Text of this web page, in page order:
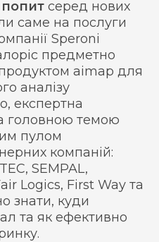
серед нових
саме на послуги
Speroni
предметно
aimap для
аналізу
експертна
головною темою
пулом
компаній:
SEMPAL,
Logics, First Way та
знати, куди
та як ефективно